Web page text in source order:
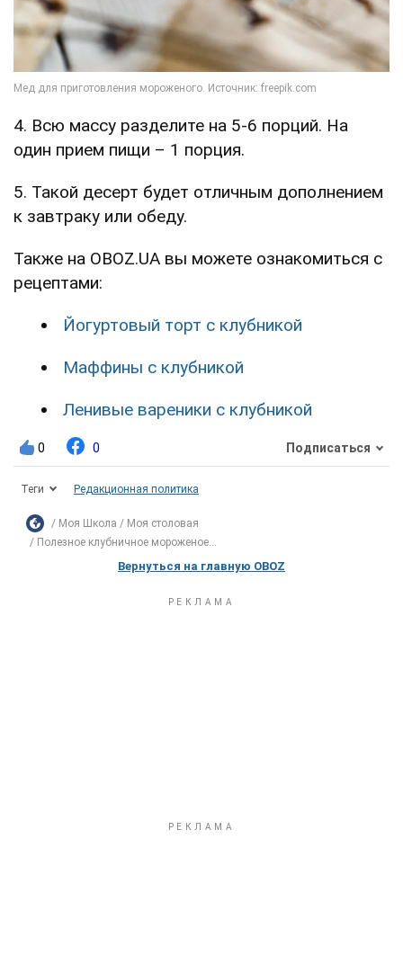
4. Всю массу разделите на 5-6 порций. На
один прием пищи – 1 порция.
5. Такой десерт будет отличным дополнением
к завтраку или обеду.
Также на OBOZ.UA вы можете ознакомиться с
рецептами:
Йогуртовый торт с клубникой
Маффины с клубникой
Ленивые вареники с клубникой
0 0 Подписаться
Теги Редакционная политика
Моя Школа
Моя столовая
Полезное клубничное мороженое...
Вернуться на главную OBOZ